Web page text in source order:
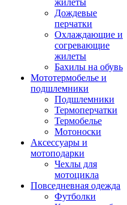
жилеты
Дождевые
перчатки
Охлаждающие и
согревающие
жилеты
Бахилы на обувь
Мототермобелье и
подшлемники
Подшлемники
Термоперчатки
Термобелье
Мотоноски
Аксессуары и
мотоподарки
Чехлы для
мотоцикла
Повседневная одежда
Футболки